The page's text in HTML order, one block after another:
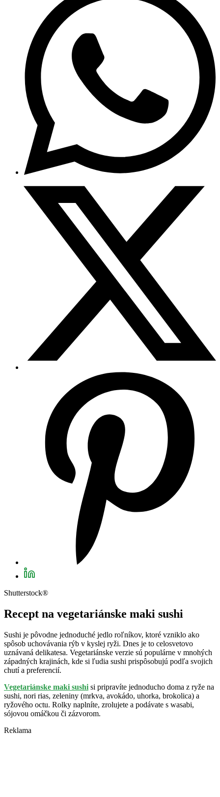
Shutterstock®
Recept na vegetariánske maki sushi
Sushi je pôvodne jednoduché jedlo roľníkov, ktoré vzniklo ako
spôsob uchovávania rýb v kyslej ryži. Dnes je to celosvetovo
uznávaná delikatesa. Vegetariánske verzie sú populárne v mnohých
západných krajinách, kde si ľudia sushi prispôsobujú podľa svojich
chutí a preferencií.
Vegetariánske maki sushi si pripravíte jednoducho doma z ryže na
sushi, nori rias, zeleniny (mrkva, avokádo, uhorka, brokolica) a
ryžového octu. Rolky naplníte, zrolujete a podávate s wasabi,
sójovou omáčkou či zázvorom.
Reklama